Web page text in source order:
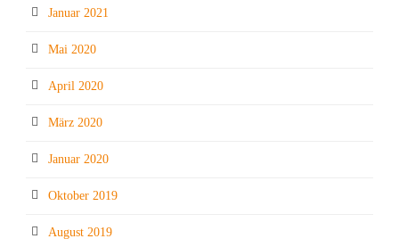
Januar 2021
Mai 2020
April 2020
März 2020
Januar 2020
Oktober 2019
August 2019